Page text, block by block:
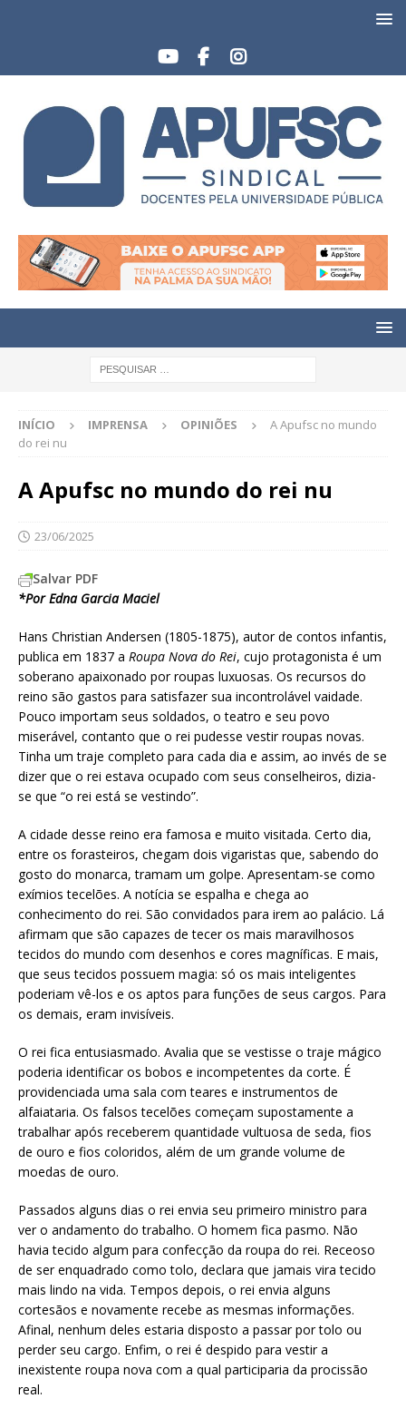
INÍCIO IMPRENSA OPINIÕES
A Apufsc no mundo
do rei nu
A Apufsc no mundo do rei nu
23/06/2025
Salvar PDF
*Por Edna Garcia Maciel
Hans Christian Andersen (1805-1875), autor de contos infantis,
publica em 1837 a Roupa Nova do Rei, cujo protagonista é um
soberano apaixonado por roupas luxuosas. Os recursos do
reino são gastos para satisfazer sua incontrolável vaidade.
Pouco importam seus soldados, o teatro e seu povo
miserável, contanto que o rei pudesse vestir roupas novas.
Tinha um traje completo para cada dia e assim, ao invés de se
dizer que o rei estava ocupado com seus conselheiros, dizia-
se que “o rei está se vestindo”.
A cidade desse reino era famosa e muito visitada. Certo dia,
entre os forasteiros, chegam dois vigaristas que, sabendo do
gosto do monarca, tramam um golpe. Apresentam-se como
exímios tecelões. A notícia se espalha e chega ao
conhecimento do rei. São convidados para irem ao palácio. Lá
afirmam que são capazes de tecer os mais maravilhosos
tecidos do mundo com desenhos e cores magníficas. E mais,
que seus tecidos possuem magia: só os mais inteligentes
poderiam vê-los e os aptos para funções de seus cargos. Para
os demais, eram invisíveis.
O rei fica entusiasmado. Avalia que se vestisse o traje mágico
poderia identificar os bobos e incompetentes da corte. É
providenciada uma sala com teares e instrumentos de
alfaiataria. Os falsos tecelões começam supostamente a
trabalhar após receberem quantidade vultuosa de seda, fios
de ouro e fios coloridos, além de um grande volume de
moedas de ouro.
Passados alguns dias o rei envia seu primeiro ministro para
ver o andamento do trabalho. O homem fica pasmo. Não
havia tecido algum para confecção da roupa do rei. Receoso
de ser enquadrado como tolo, declara que jamais vira tecido
mais lindo na vida. Tempos depois, o rei envia alguns
cortesãos e novamente recebe as mesmas informações.
Afinal, nenhum deles estaria disposto a passar por tolo ou
perder seu cargo. Enfim, o rei é despido para vestir a
inexistente roupa nova com a qual participaria da procissão
real.